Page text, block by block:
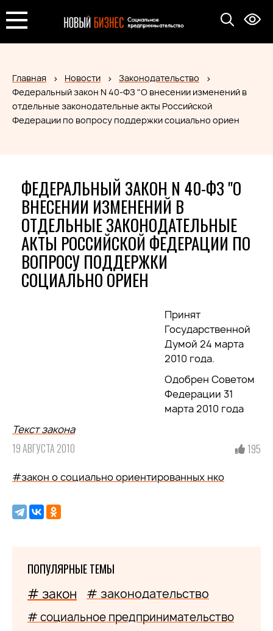
Главная Новости
Законодательство
Федеральный закон N 40-ФЗ "О внесении изменений в
отдельные законодательные акты Российской
Федерации по вопросу поддержки социально ориен
ФЕДЕРАЛЬНЫЙ ЗАКОН N 40-ФЗ "О
ВНЕСЕНИИ ИЗМЕНЕНИЙ В
ОТДЕЛЬНЫЕ ЗАКОНОДАТЕЛЬНЫЕ
АКТЫ РОССИЙСКОЙ ФЕДЕРАЦИИ ПО
ВОПРОСУ ПОДДЕРЖКИ
СОЦИАЛЬНО ОРИЕН
Принят
Государственной
Думой 24 марта
2010 года.
Одобрен Советом
Федерации 31
марта 2010 года
Текст закона
19 АВГУСТА 2010 195
#закон о социально ориентированных нко
ПОПУЛЯРНЫЕ ТЕМЫ
# закон # законодательство
# социальное предпринимательство